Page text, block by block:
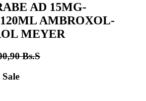
AD 15MG-
AMBROXOL-
MEYER
Bs.S